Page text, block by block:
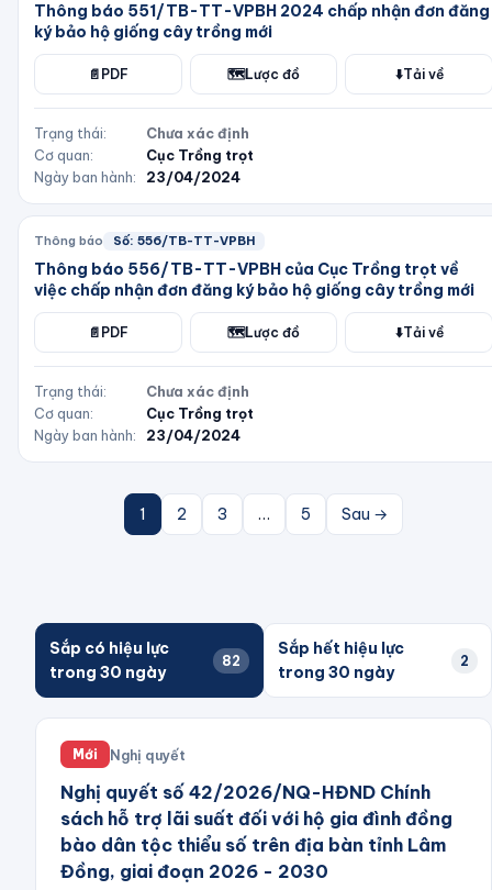
Thông báo 551/TB-TT-VPBH 2024 chấp nhận đơn đăng
ký bảo hộ giống cây trồng mới
📄 PDF 🗺️Lược đồ ⬇️Tải về
Trạng thái:
Chưa xác định
Cơ quan:
Cục Trồng trọt
Ngày ban hành:
23/04/2024
Thông báo Số: 556/TB-TT-VPBH
Thông báo 556/TB-TT-VPBH của Cục Trồng trọt về
việc chấp nhận đơn đăng ký bảo hộ giống cây trồng mới
📄 PDF 🗺️Lược đồ ⬇️Tải về
Trạng thái:
Chưa xác định
Cơ quan:
Cục Trồng trọt
Ngày ban hành:
23/04/2024
1 2 3 … 5 Sau →
Sắp có hiệu lực
trong 30 ngày
82
Sắp hết hiệu lực
trong 30 ngày
2
Mới Nghị quyết
Nghị quyết số 42/2026/NQ-HĐND Chính
sách hỗ trợ lãi suất đối với hộ gia đình đồng
bào dân tộc thiểu số trên địa bàn tỉnh Lâm
Đồng, giai đoạn 2026 - 2030